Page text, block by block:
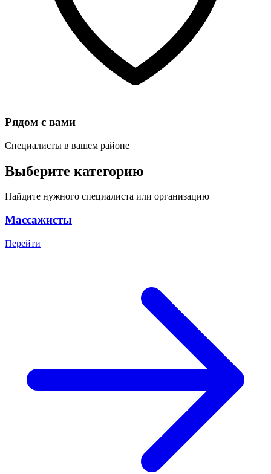
Рядом с вами
Специалисты в вашем районе
Выберите категорию
Найдите нужного специалиста или организацию
Массажисты
Перейти